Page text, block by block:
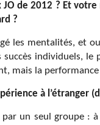
JO de 2012 ? Et
?
les mentalités, et
succès individuels,
mais la
à l’étranger
par un seul groupe :